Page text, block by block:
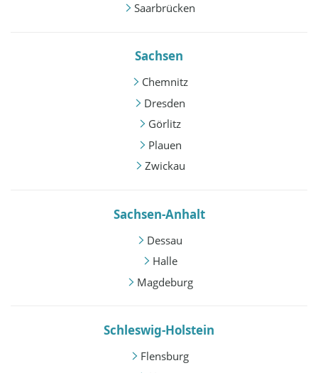
Saarbrücken
Sachsen
Chemnitz
Dresden
Görlitz
Plauen
Zwickau
Sachsen-Anhalt
Dessau
Halle
Magdeburg
Schleswig-Holstein
Flensburg